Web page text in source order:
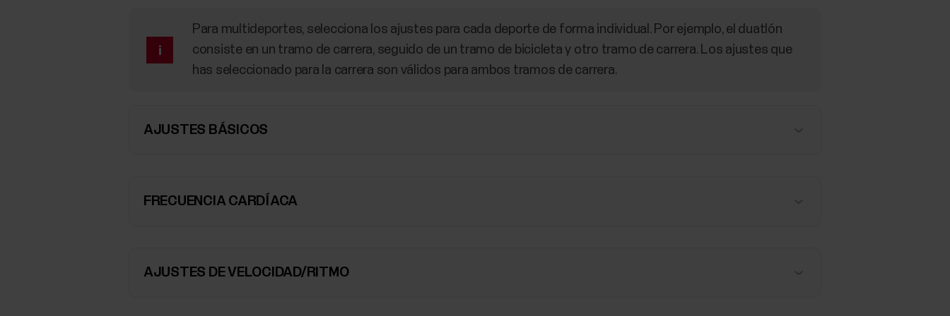
Para multideportes, selecciona los ajustes para cada deporte de forma individual. Por ejemplo, el duatlón
consiste en un tramo de carrera, seguido de un tramo de bicicleta y otro tramo de carrera. Los ajustes que
has seleccionado para la carrera son válidos para ambos tramos de carrera.
AJUSTES BÁSICOS
FRECUENCIA CARDÍACA
AJUSTES DE VELOCIDAD/RITMO